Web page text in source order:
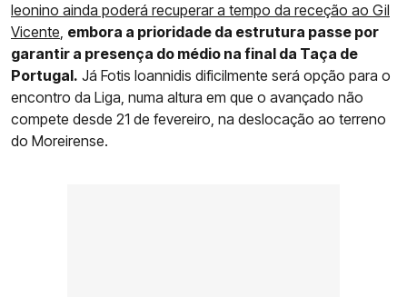
leonino ainda poderá recuperar a tempo da receção ao Gil
Vicente, embora a prioridade da estrutura passe por
garantir a presença do médio na final da Taça de
Portugal. Já Fotis Ioannidis dificilmente será opção para o
encontro da Liga, numa altura em que o avançado não
compete desde 21 de fevereiro, na deslocação ao terreno
do Moreirense.